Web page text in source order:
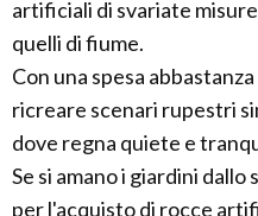
artificiali di svariate
quelli di fiume.
Con una spesa
ricreare scenari rupestri
dove regna quiete e
Se si amano i giardini
per l'acquisto di rocce